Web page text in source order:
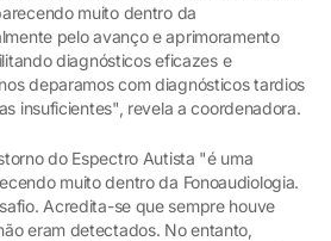
muito dentro da
pelo avanço e aprimoramento
diagnósticos eficazes e
deparamos com diagnósticos tardios
insuficientes", revela a coordenadora.
do Espectro Autista "é uma
muito dentro da Fonoaudiologia.
Acredita-se que sempre houve
eram detectados. No entanto,